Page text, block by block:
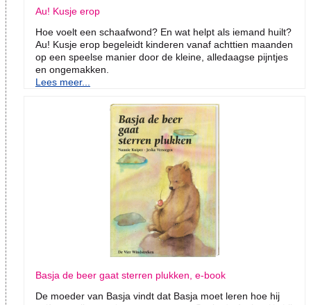
Au! Kusje erop
Hoe voelt een schaafwond? En wat helpt als iemand huilt?
Au! Kusje erop begeleidt kinderen vanaf achttien maanden
op een speelse manier door de kleine, alledaagse pijntjes
en ongemakken.
Lees meer...
Basja de beer gaat sterren plukken, e-book
De moeder van Basja vindt dat Basja moet leren hoe hij